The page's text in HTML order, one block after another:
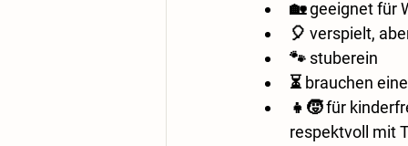
🏡 geeignet für
🎈 verspielt,
🐾 stuberein
⏳ brauchen
👧🧒 für
respektvoll mit